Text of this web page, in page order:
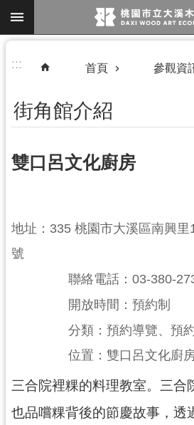
跳到主要內容區塊
尋
參
觀
資
便
::: 首頁 參觀資
街角館介紹
雙口呂文化廚房
地址：335 桃園市大溪區南興
號
聯絡電話：03-380-
開放時間：預約制
分類：預約導覽、預
		位置：
雙口呂文化廚
三合院裡粿的料理教室。三合
也品嚐粿背後的節慶故事，透